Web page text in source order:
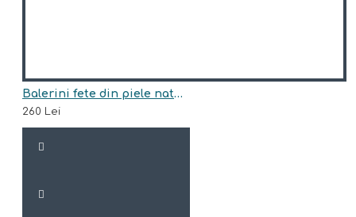
Balerini fete din piele naturala model SERENITY
260 Lei